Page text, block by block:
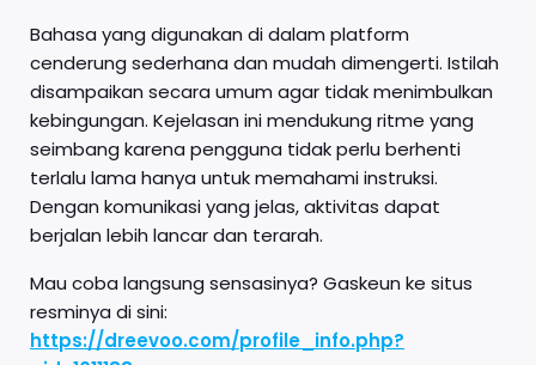
Bahasa yang digunakan di dalam platform
cenderung sederhana dan mudah dimengerti. Istilah
disampaikan secara umum agar tidak menimbulkan
kebingungan. Kejelasan ini mendukung ritme yang
seimbang karena pengguna tidak perlu berhenti
terlalu lama hanya untuk memahami instruksi.
Dengan komunikasi yang jelas, aktivitas dapat
berjalan lebih lancar dan terarah.
Mau coba langsung sensasinya? Gaskeun ke situs
resminya di sini:
https://dreevoo.com/profile_info.php?